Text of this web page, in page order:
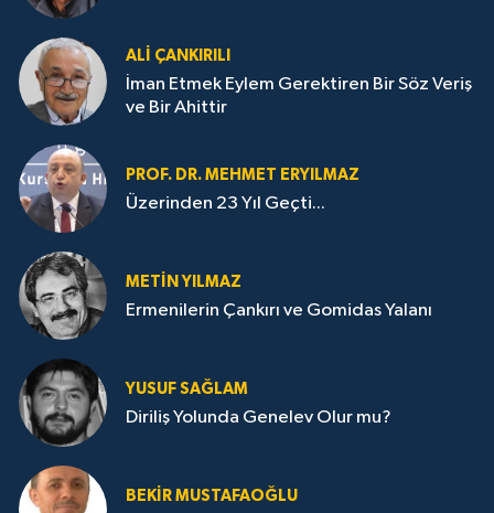
ALI ÇANKIRILI
İman Etmek Eylem Gerektiren Bir Söz Veriş
ve Bir Ahittir
PROF. DR. MEHMET ERYILMAZ
Üzerinden 23 Yıl Geçti...
METIN YILMAZ
Ermenilerin Çankırı ve Gomidas Yalanı
YUSUF SAĞLAM
Diriliş Yolunda Genelev Olur mu?
BEKIR MUSTAFAOĞLU